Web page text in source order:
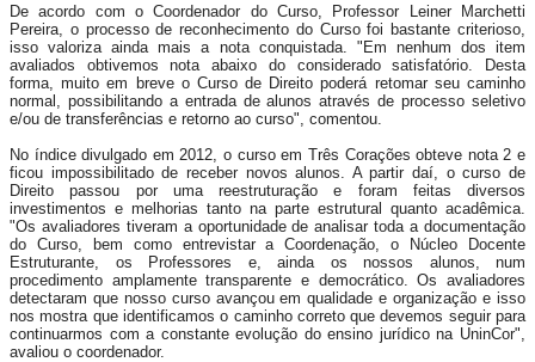
De acordo com o Coordenador do Curso, Professor Leiner Marchetti
Pereira, o processo de reconhecimento do Curso foi bastante criterioso,
isso valoriza ainda mais a nota conquistada. "Em nenhum dos item
avaliados obtivemos nota abaixo do considerado satisfatório. Desta
forma, muito em breve o Curso de Direito poderá retomar seu caminho
normal, possibilitando a entrada de alunos através de processo seletivo
e/ou de transferências e retorno ao curso", comentou.
No índice divulgado em 2012, o curso em Três Corações obteve nota 2 e
ficou impossibilitado de receber novos alunos. A partir daí, o curso de
Direito passou por uma reestruturação e foram feitas diversos
investimentos e melhorias tanto na parte estrutural quanto acadêmica.
"Os avaliadores tiveram a oportunidade de analisar toda a documentação
do Curso, bem como​ entrevistar a Coordenação, o Núcleo Docente
Estruturante, os Professores e, ainda os nossos alunos, num
procedimento amplamente transparente e democrático. Os avaliadores
detectaram que nosso curso avançou em qualidade e organização e isso
nos mostra que identificamos o caminho correto que devemos seguir para
continuarmos com a constante evolução do ensino jurídico na UninCor",
avaliou o coordenador.